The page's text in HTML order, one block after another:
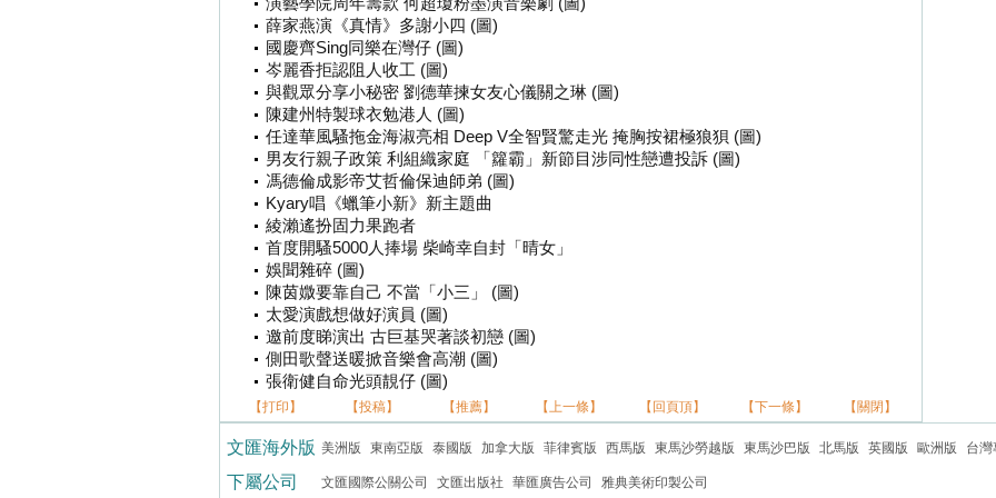
薛家燕演《真情》多謝小四 (圖)
國慶齊Sing同樂在灣仔 (圖)
岑麗香拒認阻人收工 (圖)
與觀眾分享小秘密 劉德華揀女友心儀關之琳 (圖)
陳建州特製球衣勉港人 (圖)
任達華風騷拖金海淑亮相 Deep V全智賢驚走光 掩胸按裙極狼狽 (圖)
男友行親子政策 利組織家庭 「籮霸」新節目涉同性戀遭投訴 (圖)
馮德倫成影帝艾哲倫保迪師弟 (圖)
Kyary唱《蠟筆小新》新主題曲
綾瀨遙扮固力果跑者
首度開騷5000人捧場 柴崎幸自封「晴女」
娛聞雜碎 (圖)
陳茵媺要靠自己 不當「小三」 (圖)
太愛演戲想做好演員 (圖)
邀前度睇演出 古巨基哭著談初戀 (圖)
側田歌聲送暖掀音樂會高潮 (圖)
張衛健自命光頭靚仔 (圖)
【打印】 【投稿】 【推薦】 【上一條】 【回頁頂】 【下一條】 【關閉】
文匯海外版 美洲版 東南亞版 泰國版 加拿大版 菲律賓版 西馬版 東馬沙勞越版 東馬沙巴版 北馬版 英國版 歐洲版 台灣
下屬公司 文匯國際公關公司 文匯出版社 華匯廣告公司 雅典美術印製公司